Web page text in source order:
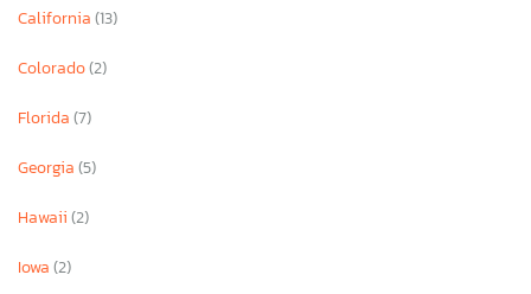
California(13)
Colorado(2)
Florida(7)
Georgia(5)
Hawaii(2)
Iowa(2)